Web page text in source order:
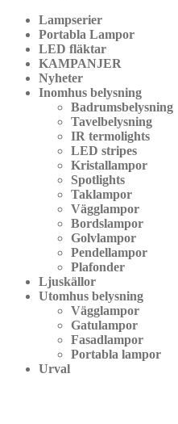
Lampserier
Portabla Lampor
LED fläktar
KAMPANJER
Nyheter
Inomhus belysning
Badrumsbelysning
Tavelbelysning
IR termolights
LED stripes
Kristallampor
Spotlights
Taklampor
Vägglampor
Bordslampor
Golvlampor
Pendellampor
Plafonder
Ljuskällor
Utomhus belysning
Vägglampor
Gatulampor
Fasadlampor
Portabla lampor
Urval